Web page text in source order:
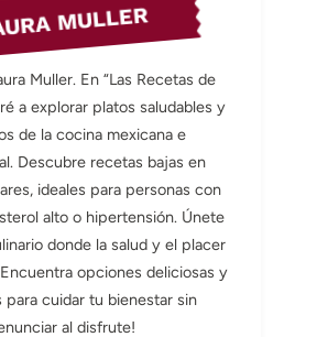
MULLER
Muller. En “Las Recetas de
a explorar platos saludables y
de la cocina mexicana e
Descubre recetas bajas en
ideales para personas con
alto o hipertensión. Únete
donde la salud y el placer
opciones deliciosas y
para cuidar tu bienestar sin
al disfrute!